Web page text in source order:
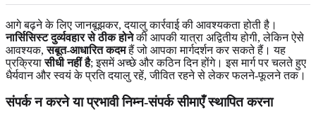
आगे बढ़ने के लिए जानबूझकर, दयालु कार्रवाई की आवश्यकता होती है।
नार्सिसिस्ट दुर्व्यवहार से ठीक होनेकी आपकी यात्रा अद्वितीय होगी, लेकिन ऐसे
आवश्यक,सबूत-आधारित कदमहैं जो आपका मार्गदर्शन कर सकते हैं। यह
प्रक्रियासीधी नहीं है; इसमें अच्छे और कठिन दिन होंगे। इस मार्ग पर चलते हुए
धैर्यवान और स्वयं के प्रति दयालु रहें, जीवित रहने से लेकर फलने-फूलने तक।
संपर्क न करने या प्रभावी निम्न-संपर्क सीमाएँ स्थापित करना